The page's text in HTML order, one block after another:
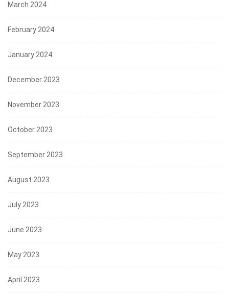
March 2024
February 2024
January 2024
December 2023
November 2023
October 2023
September 2023
August 2023
July 2023
June 2023
May 2023
April 2023